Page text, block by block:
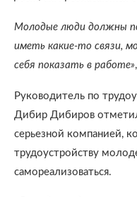
Молодые люди должны
иметь какие-то связи,
себя показать в работе»
Руководитель по
Дибир Дибиров
серьезной компанией,
трудоустройству
самореализоваться.